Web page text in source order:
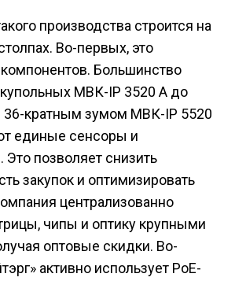
производства строится на
Во-первых, это
Большинство
МВК-IP 3520 A до
36-кратным зумом МВК-IP 5520
единые сенсоры и
позволяет снизить
закупок и оптимизировать
централизованно
чипы и оптику крупными
оптовые скидки. Во-
активно использует PoE-